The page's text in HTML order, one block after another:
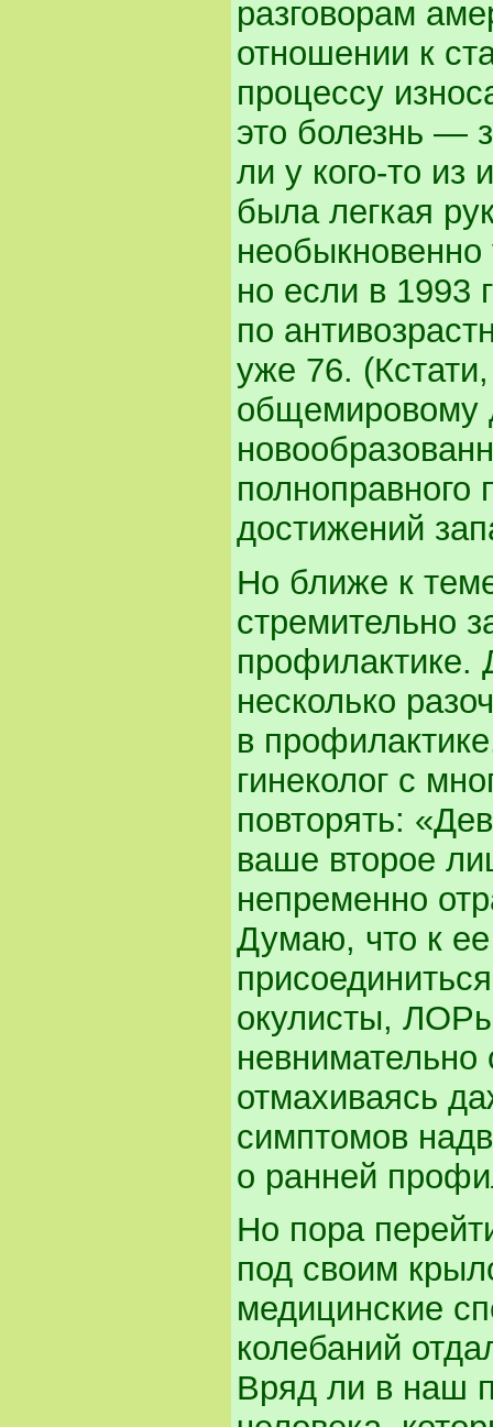
разговорам
отношении к
процессу
это болезнь —
ли у кого-то из
была легкая
необыкновенно
но если в 1993
по
уже 76.
общемировому
полноправного
достижений
Но ближе к
стремительно
профилактике.
несколько
в
гинеколог с
повторять:
ваше второе
непременно
Думаю, что к
окулисты,
отмахиваясь
симптомов
о ранней
Но пора
под своим
медицинские
колебаний
Вряд ли в наш